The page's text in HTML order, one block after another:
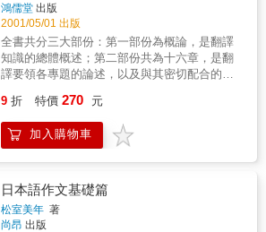
鴻儒堂 出版
2001/05/01 出版
全書共分三大部份：第一部份為概論，是翻譯
知識的總體概述；第二部份共為十六章，是翻
譯要領各專題的論述，以及與其密切配合的實
即實踐材料和練習的注釋與參考譯文。
9 折 特價 270 元
加入購物車
日本語作文基礎篇
松室美年 著
尚昂 出版